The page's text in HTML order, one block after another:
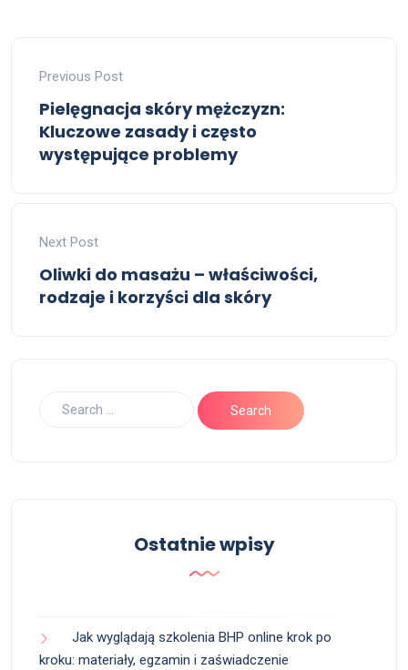
Previous Post
Pielęgnacja skóry mężczyzn:
Kluczowe zasady i często
występujące problemy
Next Post
Oliwki do masażu – właściwości,
rodzaje i korzyści dla skóry
Ostatnie wpisy
Jak wyglądają szkolenia BHP online krok po
kroku: materiały, egzamin i zaświadczenie